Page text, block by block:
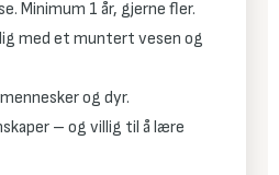
Minimum 1 år, gjerne fler.
med et muntert vesen og
og dyr.
– og villig til å lære